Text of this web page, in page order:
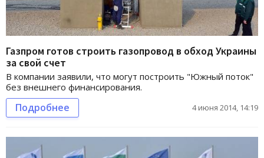
Газпром готов строить газопровод в обход Украины
за свой счет
В компании заявили, что могут построить "Южный поток"
без внешнего финансирования.
Подробнее 4 июня 2014, 14:19